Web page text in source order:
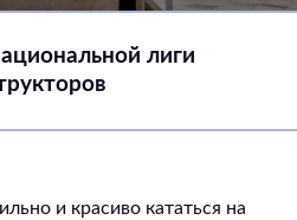
лиги
и красиво кататься на